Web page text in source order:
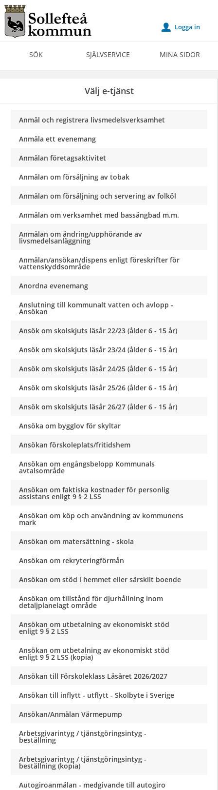
Välkommen
till
Självservice
Sollefteå
SÖK SJÄLVSERVICE MINA SIDOR
u Logga in
Välj e-tjänst
Anmäl och registrera livsmedelsverksamhet
Anmäla ett evenemang
Anmälan företagsaktivitet
Anmälan om försäljning av tobak
Anmälan om försäljning och servering av folköl
Anmälan om verksamhet med bassängbad m.m.
Anmälan om ändring/upphörande av
livsmedelsanläggning
Anmälan/ansökan/dispens enligt föreskrifter för
vattenskyddsområde
Anordna evenemang
Anslutning till kommunalt vatten och avlopp -
Ansökan
Ansök om skolskjuts läsår 22/23 (ålder 6 - 15 år)
Ansök om skolskjuts läsår 23/24 (ålder 6 - 15 år)
Ansök om skolskjuts läsår 24/25 (ålder 6 - 15 år)
Ansök om skolskjuts läsår 25/26 (ålder 6 - 15 år)
Ansök om skolskjuts läsår 26/27 (ålder 6 - 15 år)
Ansöka om bygglov för skyltar
Ansökan förskoleplats/fritidshem
Ansökan om engångsbelopp Kommunals
avtalsområde
Ansökan om faktiska kostnader för personlig
assistans enligt 9 § 2 LSS
Ansökan om köp och användning av kommunens
mark
Ansökan om matersättning - skola
Ansökan om rekryteringförmån
Ansökan om stöd i hemmet eller särskilt boende
Ansökan om tillstånd för djurhållning inom
detaljplanelagt område
Ansökan om utbetalning av ekonomiskt stöd
enligt 9 § 2 LSS
Ansökan om utbetalning av ekonomiskt stöd
enligt 9 § 2 LSS (kopia)
Ansökan till Förskoleklass Läsåret 2026/2027
Ansökan till inflytt - utflytt - Skolbyte i Sverige
Ansökan/Anmälan Värmepump
Arbetsgivarintyg / tjänstgöringsintyg -
beställning
Arbetsgivarintyg / tjänstgöringsintyg -
beställning (kopia)
Autogiroanmälan - medgivande till autogiro